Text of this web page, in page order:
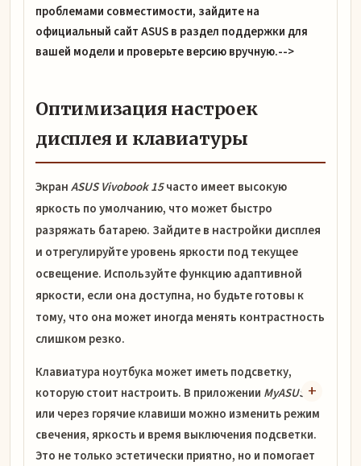
проблемами совместимости, зайдите на
официальный сайт ASUS в раздел поддержки для
вашей модели и проверьте версию вручную.-->
Оптимизация настроек
дисплея и клавиатуры
ЭкранASUS Vivobook 15часто имеет высокую
яркость по умолчанию, что может быстро
разряжать батарею. Зайдите в настройки дисплея
и отрегулируйте уровень яркости под текущее
освещение. Используйте функцию адаптивной
яркости, если она доступна, но будьте готовы к
тому, что она может иногда менять контрастность
слишком резко.
Клавиатура ноутбука может иметь подсветку,
которую стоит настроить. В приложении MyASUS
или через горячие клавиши можно изменить режим
свечения, яркость и время выключения подсветки.
Это не только эстетически приятно, но и помогает